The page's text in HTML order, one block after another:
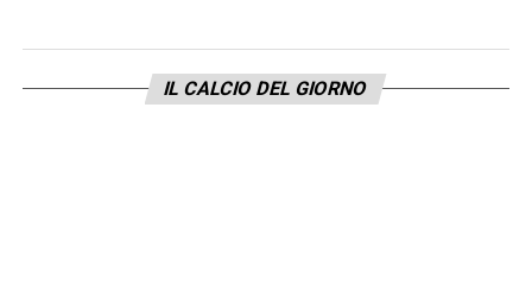
IL CALCIO DEL GIORNO